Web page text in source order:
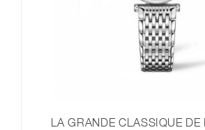
LA GRANDE CLASSIQUE DE